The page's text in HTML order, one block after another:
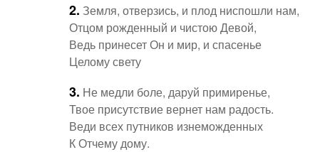
2. Земля, отверзись, и плод ниспошли нам,
Отцом рожденный и чистою Девой,
Ведь принесет Он и мир, и спасенье
Целому свету
3. Не медли боле, даруй примиренье,
Твое присутствие вернет нам радость.
Веди всех путников изнеможденных
К Отчему дому.